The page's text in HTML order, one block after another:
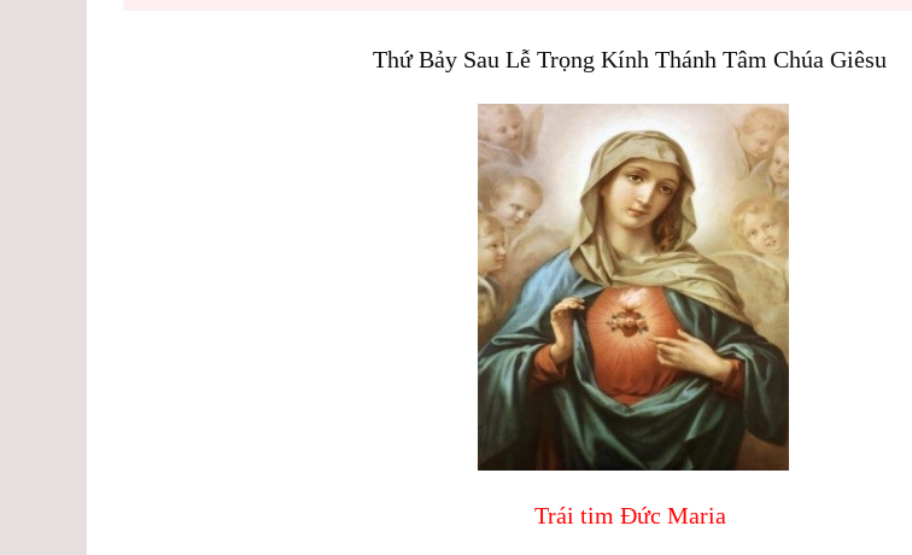
Thứ Bảy Sau Lễ Trọng Kính Thánh Tâm Chúa Giêsu
Trái tim Đức Maria